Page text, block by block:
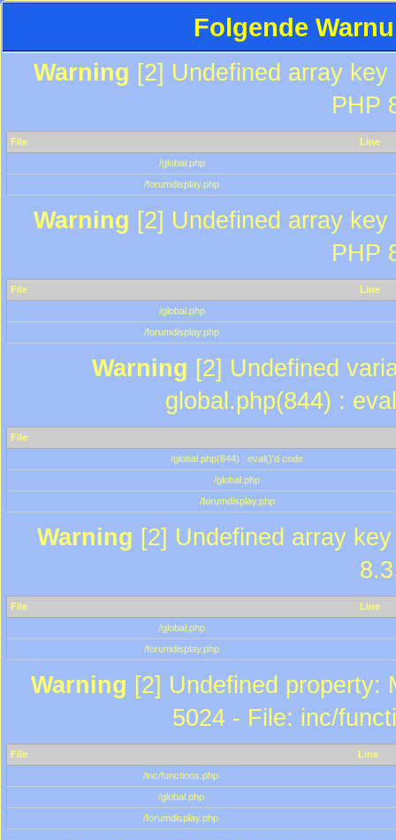
Folgende
Warning [2] Undefined array
PHP
File
Line
/global.php
/forumdisplay.php
Warning [2] Undefined array
PHP
File
Line
/global.php
/forumdisplay.php
Warning [2] Undefined
global.php(844) :
File
/global.php(844) : eval()'d code
/global.php
/forumdisplay.php
Warning [2] Undefined array
File
Line
/global.php
/forumdisplay.php
Warning [2] Undefined property:
5024 - File: inc/
File
Line
/inc/functions.php
/global.php
/forumdisplay.php